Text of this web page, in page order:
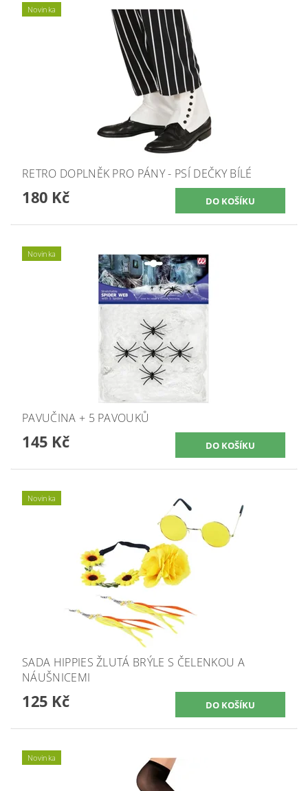
Novinka
RETRO DOPLNĚK PRO PÁNY - PSÍ DEČKY BÍLÉ
180 Kč
Novinka
PAVUČINA + 5 PAVOUKŮ
145 Kč
Novinka
SADA HIPPIES ŽLUTÁ BRÝLE S ČELENKOU A
NÁUŠNICEMI
125 Kč
Novinka